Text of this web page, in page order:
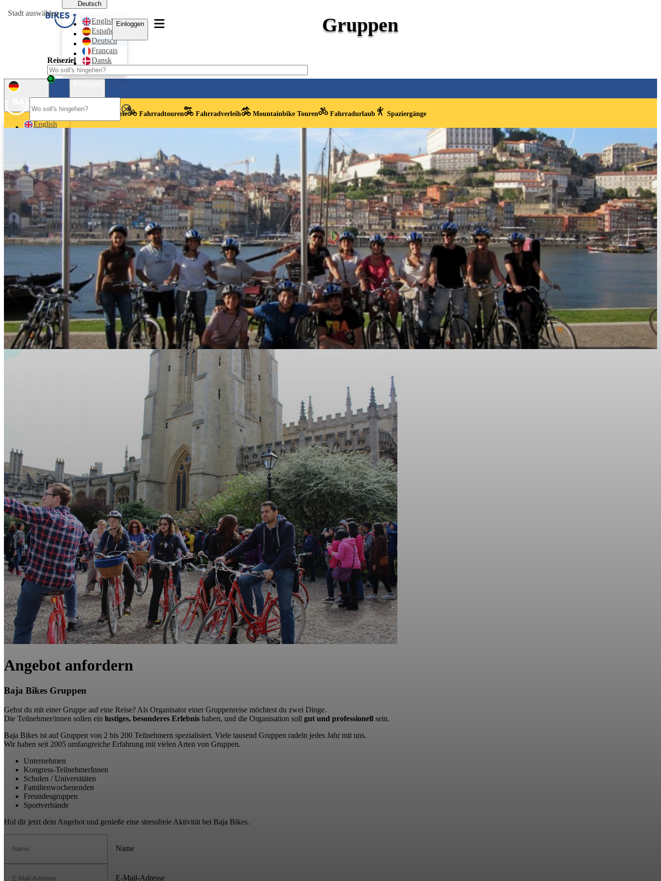
Deutsch
English
Español
Deutsch
Français
Dansk
Nederlands
Einloggen
Deutsch
English
Dansk
Nederlands
Reiseziele Fahrradtouren Fahrradverleih Mountainbike Touren Fahrradurlaub Spaziergänge
Gruppen
Reiseziel
Angebot anfordern
Baja Bikes Gruppen
Gehst du mit einer Gruppe auf eine Reise? Als Organisator einer Gruppenreise möchtest du zwei Dinge.
Die Teilnehmer/innen sollen ein lustiges, besonderes Erlebnis haben, und die Organisation soll gut und professionell sein.
Baja Bikes ist auf Gruppen von 2 bis 200 Teilnehmern spezialisiert. Viele tausend Gruppen radeln jedes Jahr mit uns.
Wir haben seit 2005 umfangreiche Erfahrung mit vielen Arten von Gruppen.
Unternehmen
Kongress-TeilnehmerInnen
Schulen / Universitäten
Familienwochenenden
Freundesgruppen
Sportverbände
Hol dir jetzt dein Angebot und genieße eine stressfreie Aktivität bei Baja Bikes.
Name
E-Mail-Adresse
Stadt auswählen